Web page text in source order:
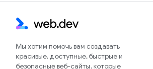
Мы хотим помочь вам создавать
красивые, доступные, быстрые и
безопасные веб-сайты, которые